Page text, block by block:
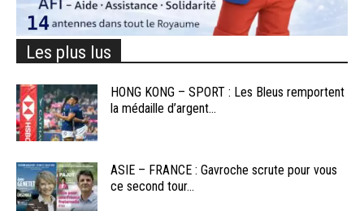
Les plus lus
HONG KONG – SPORT : Les Bleus remportent
la médaille d’argent...
ASIE – FRANCE : Gavroche scrute pour vous
ce second tour...